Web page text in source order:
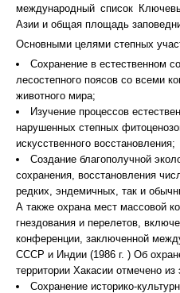
международный список
Азии и общая площадь
Основными целями степных
Сохранение в естественном
лесостепного поясов со всеми
животного мира;
Изучение процессов
нарушенных степных
искусственного восстановления;
Создание благополучной
сохранения, восстановления
редких, эндемичных, так и
А также охрана мест массовой
гнездования и перелетов,
конференции, заключенной
СССР и Индии (1986 г. ) Об
территории Хакасии отмечено из
Сохранение историко-